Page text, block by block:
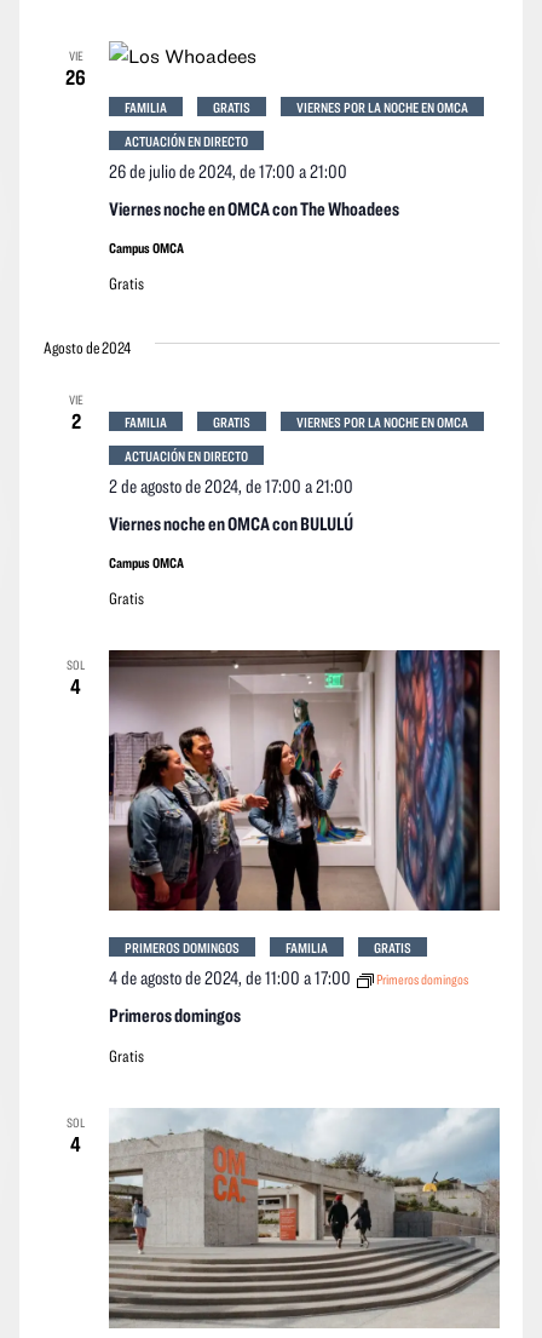
VIE
26
Viernes noche en OMCA con The Whoadees
26 de julio de 2024, de 17:00 a21:00
FAMILIA GRATIS
VIERNES POR LA NOCHE EN OMCA
ACTUACIÓN EN DIRECTO
Campus OMCA
Gratis
Agosto de 2024
VIE
2
Viernes noche en OMCA con BULULÚ
2 de agosto de 2024, de 17:00 a21:00
FAMILIA GRATIS
VIERNES POR LA NOCHE EN OMCA
ACTUACIÓN EN DIRECTO
Campus OMCA
Gratis
SOL
4
Primeros domingos
4 de agosto de 2024, de 11:00 a17:00 Primeros domingos
PRIMEROS DOMINGOS FAMILIA GRATIS
Gratis
SOL
4